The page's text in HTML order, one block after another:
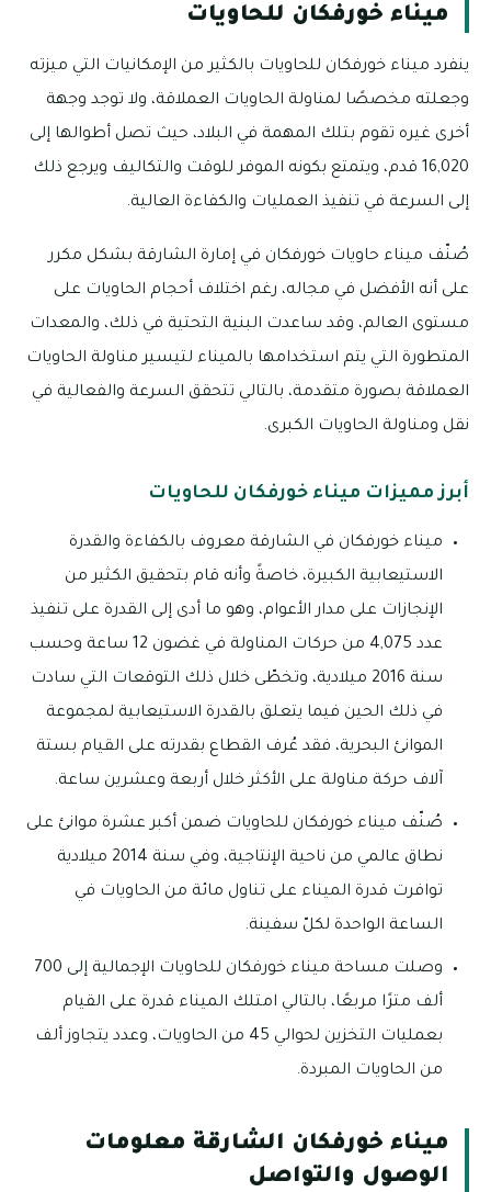
ميناء خورفكان للحاويات
ينفرد ميناء خورفكان للحاويات بالكثير من الإمكانيات التي ميزته
وجعلته مخصصًا لمناولة الحاويات العملاقة، ولا توجد وجهة
أخرى غيره تقوم بتلك المهمة في البلاد، حيث تصل أطوالها إلى
16,020 قدم، ويتمتع بكونه الموفر للوقت والتكاليف ويرجع ذلك
إلى السرعة في تنفيذ العمليات والكفاءة العالية.
صُنّف ميناء حاويات خورفكان في إمارة الشارقة بشكل مكرر
على أنه الأفضل في مجاله، رغم اختلاف أحجام الحاويات على
مستوى العالم، وقد ساعدت البنية التحتية في ذلك، والمعدات
المتطورة التي يتم استخدامها بالميناء لتيسير مناولة الحاويات
العملاقة بصورة متقدمة، بالتالي تتحقق السرعة والفعالية في
نقل ومناولة الحاويات الكبرى.
أبرز مميزات ميناء خورفكان للحاويات
ميناء خورفكان في الشارقة معروف بالكفاءة والقدرة
الاستيعابية الكبيرة، خاصةً وأنه قام بتحقيق الكثير من
الإنجازات على مدار الأعوام، وهو ما أدى إلى القدرة على تنفيذ
عدد 4,075 من حركات المناولة في غضون 12 ساعة وحسب
سنة 2016 ميلادية، وتخطّى خلال ذلك التوقعات التي سادت
في ذلك الحين فيما يتعلق بالقدرة الاستيعابية لمجموعة
الموانئ البحرية، فقد عُرف القطاع بقدرته على القيام بستة
آلاف حركة مناولة على الأكثر خلال أربعة وعشرين ساعة.
صُنّف ميناء خورفكان للحاويات ضمن أكبر عشرة موانئ على
نطاق عالمي من ناحية الإنتاجية، وفي سنة 2014 ميلادية
توافرت قدرة الميناء على تناول مائة من الحاويات في
الساعة الواحدة لكلّ سفينة.
وصلت مساحة ميناء خورفكان للحاويات الإجمالية إلى 700
ألف مترًا مربعًا، بالتالي امتلك الميناء قدرة على القيام
بعمليات التخزين لحوالي 45 من الحاويات، وعدد يتجاوز ألف
من الحاويات المبردة.
ميناء خورفكان الشارقة معلومات
الوصول والتواصل